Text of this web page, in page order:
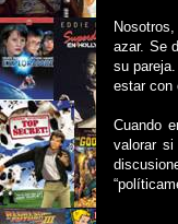
azar. Se
su
estar con
Cuando
valorar